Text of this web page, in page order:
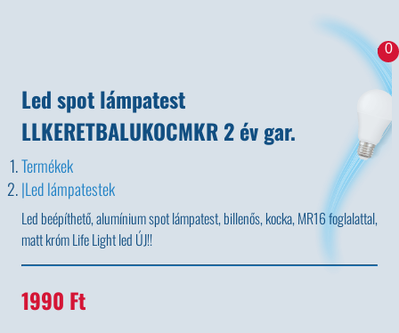
0
Led spot lámpatest
LLKERETBALUKOCMKR 2 év gar.
Termékek
Led lámpatestek
Led beépíthető, alumínium spot lámpatest, billenős, kocka, MR16 foglalattal,
matt króm Life Light led ÚJ!!
1990 Ft